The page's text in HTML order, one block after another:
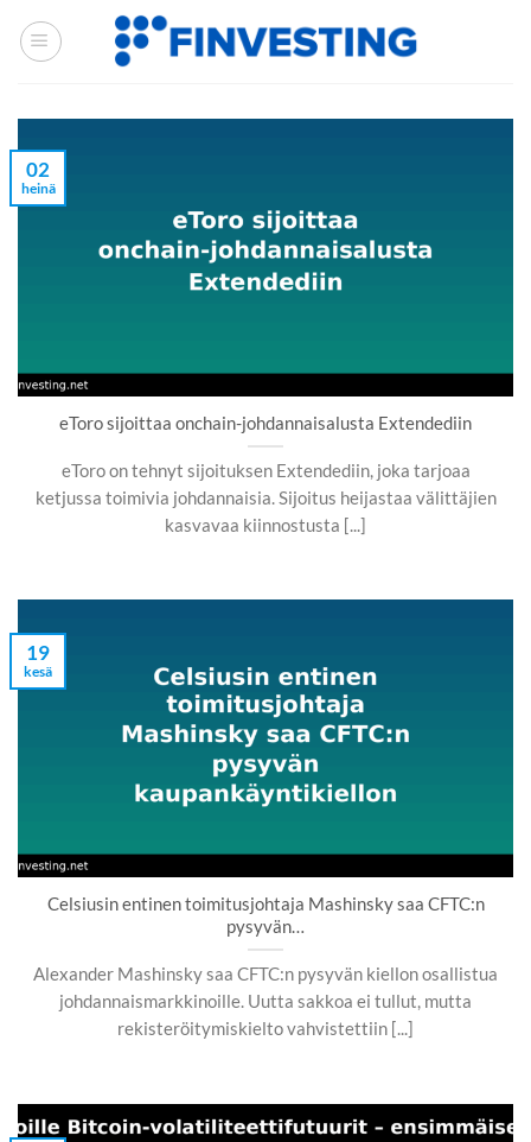
Siirry
sisältöön
eToro sijoittaa onchain-johdannaisalusta Extendediin
eToro on tehnyt sijoituksen Extendediin, joka tarjoaa
ketjussa toimivia johdannaisia. Sijoitus heijastaa välittäjien
kasvavaa kiinnostusta [...]
02
heinä
Celsiusin entinen toimitusjohtaja Mashinsky saa CFTC:n
pysyvän…
Alexander Mashinsky saa CFTC:n pysyvän kiellon osallistua
johdannaismarkkinoille. Uutta sakkoa ei tullut, mutta
rekisteröitymiskielto vahvistettiin [...]
19
kesä